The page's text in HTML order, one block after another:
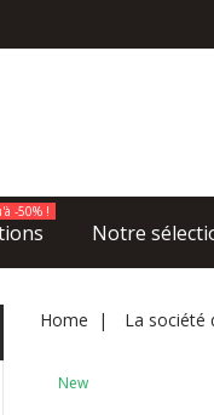
-50% !
Notre
Home La société
New